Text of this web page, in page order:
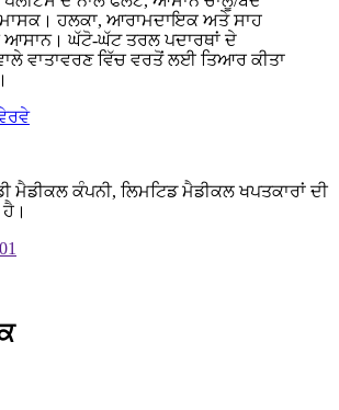
ਹਲਕਾ, ਆਰਾਮਦਾਇਕ ਅਤੇ ਸਾਹ
ਆਸਾਨ। ਘੱਟੋ-ਘੱਟ ਤਰਲ ਪਦਾਰਥਾਂ ਦੇ
ਵਾਤਾਵਰਣ ਵਿੱਚ ਵਰਤੋਂ ਲਈ ਤਿਆਰ ਕੀਤਾ
ਕੰਪਨੀ, ਲਿਮਟਿਡ ਮੈਡੀਕਲ ਖਪਤਕਾਰਾਂ ਦੀ